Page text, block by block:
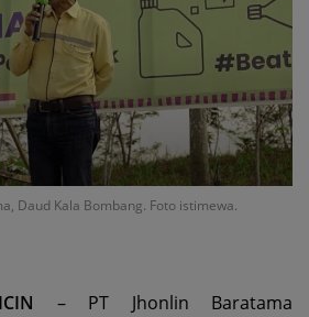
Daud Kala Bombang. Foto istimewa.
– PT Jhonlin Baratama